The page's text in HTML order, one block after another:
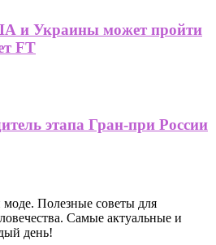
и Украины может пройти
FT
этапа Гран-при России
моде. Полезные советы для
Самые актуальные и
день!